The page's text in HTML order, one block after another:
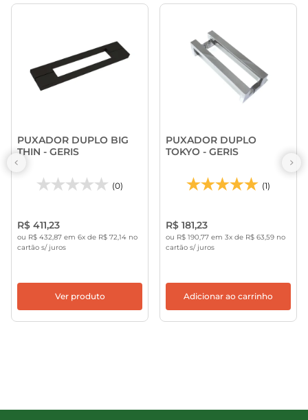
PUXADOR DUPLO BIG
THIN - GERIS
(0)
R$ 411,23
ou R$ 432,87 em 6x de R$ 72,14 no
cartão s/ juros
Ver produto
PUXADOR DUPLO
TOKYO - GERIS
(1)
R$ 181,23
ou R$ 190,77 em 3x de R$ 63,59 no
cartão s/ juros
Adicionar ao carrinho